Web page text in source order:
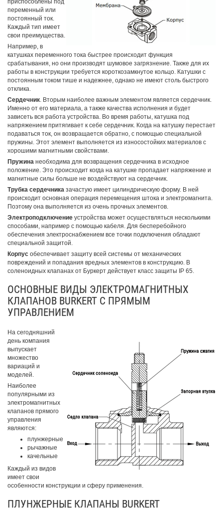
переменный или
постоянный ток.
Каждый тип имеет
свои преимущества.
Например, в
катушках переменного тока быстрее происходит функция
срабатывания, но они производят шумовое загрязнение. Также для их
работы в конструкции требуется короткозамкнутое кольцо. Катушки с
постоянным током тише и надежнее, однако не имеют столь быстрого
отклика.
Сердечник . Вторым наиболее важным элементом является сердечник.
Именно от его материала, а также качества исполнения и будет
зависеть вся работа устройства. Во время работы, катушка под
напряжением притягивает к себе сердечник. Когда на катушку перестает
подаваться ток, он возвращается обратно, с помощью специальной
пружины. Этот элемент выполняется из износостойких материалов с
хорошими магнитными свойствами.
Пружина необходима для возвращения сердечника в исходное
положение. Это происходит когда на катушке пропадает напряжение и
магнитные силы больше не воздействуют на сердечник.
Трубка сердечника зачастую имеет цилиндрическую форму. В ней
происходит основная операция перемещения штока и электромагнита.
Поэтому она выполняется из очень прочных элементов.
Электроподключение устройства может осуществляться несколькими
способами, например с помощью кабеля. Для бесперебойного
обеспечения электроснабжением все точки подключения обладают
специальной защитой.
Корпус обеспечивает защиту всей системы от механических
повреждений и попадания вредных элементов в конструкцию. В
соленоидных клапанах от Буркерт действует класс защиты IP 65.
ОСНОВНЫЕ ВИДЫ ЭЛЕКТРОМАГНИТНЫХ
КЛАПАНОВ BURKERT С ПРЯМЫМ
УПРАВЛЕНИЕМ
На сегодняшний
день компания
выпускает
множество
вариаций и
моделей.
Наиболее
популярными из
электромагнитных
клапанов прямого
управления
являются:
плунжерные
рычажные
качельные
Каждый из видов
имеет свои
особенности конструкции и сферу применения.
ПЛУНЖЕРНЫЕ КЛАПАНЫ BURKERT